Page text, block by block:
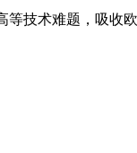
技术难题，吸